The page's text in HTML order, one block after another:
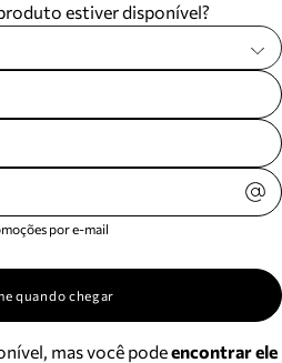
estiver disponível?
por e-mail
quando chegar
mas você podeencontrar ele